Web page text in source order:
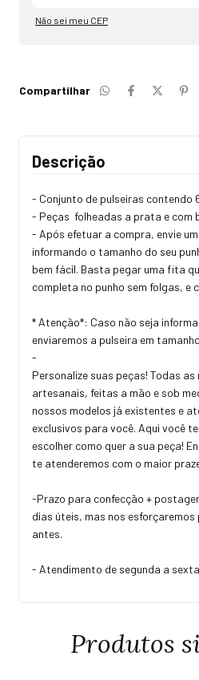
Não sei meu CEP
Compartilhar
Descrição
- Conjunto de pulseiras contendo
- Peças folheadas a prata e com
- Após efetuar a compra, envie
informando o tamanho do seu
bem fácil. Basta pegar uma fita
completa no punho sem folgas, e
* Atenção*: Caso não seja
enviaremos a pulseira em
-
Personalize suas peças! Todas
artesanais, feitas a mão e sob
nossos modelos já existentes e
exclusivos para você. Aqui você
escolher como quer a sua peça!
te atenderemos com o maior
-Prazo para confecção +
dias úteis, mas nos
antes.
- Atendimento de segunda a
Produtos